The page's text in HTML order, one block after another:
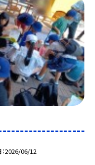
2026/06/12